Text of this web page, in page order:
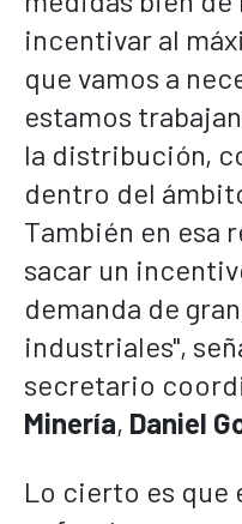
incentivar al
que vamos a
estamos
la distribución,
dentro del
También en esa
sacar un
demanda de
industriales",
secretario
Minería, Daniel
Lo cierto es que